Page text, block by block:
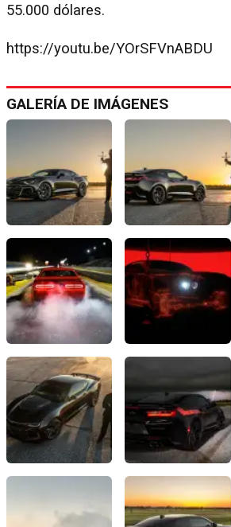
55.000 dólares.
https://youtu.be/YOrSFVnABDU
GALERÍA DE IMÁGENES